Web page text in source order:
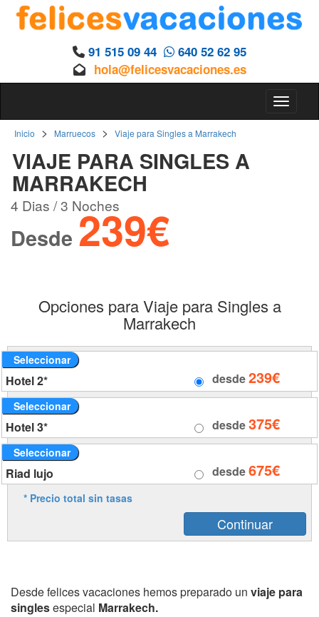
91 515 09 44
640 52 62 95
hola@felicesvacaciones.es
Inicio > Marruecos > Viaje para Singles a Marrakech
VIAJE PARA SINGLES A
MARRAKECH
4 Dias / 3 Noches
Desde 239€
Opciones para Viaje para Singles a
Marrakech
Seleccionar
Hotel 2* desde239€
Seleccionar
Hotel 3* desde375€
Seleccionar
Riad lujo desde675€
* Precio total sin tasas
Desde felices vacaciones hemos preparado un viaje para
singlesespecial Marrakech.